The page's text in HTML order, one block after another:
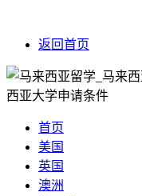
返回首页
首页
美国
英国
澳洲